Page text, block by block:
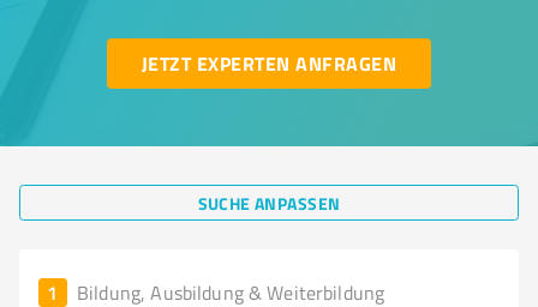
JETZT EXPERTEN ANFRAGEN
SUCHE ANPASSEN
1 Bildung, Ausbildung & Weiterbildung